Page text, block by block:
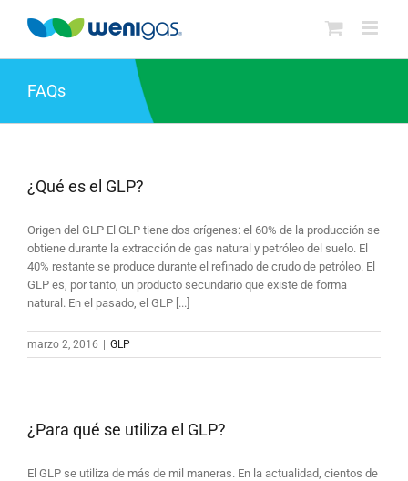
FAQs
¿Qué es el GLP?
Origen del GLP El GLP tiene dos orígenes: el 60% de la producción se
obtiene durante la extracción de gas natural y petróleo del suelo. El
40% restante se produce durante el refinado de crudo de petróleo. El
GLP es, por tanto, un producto secundario que existe de forma
natural. En el pasado, el GLP [...]
marzo 2, 2016 GLP
¿Para qué se utiliza el GLP?
El GLP se utiliza de más de mil maneras. En la actualidad, cientos de